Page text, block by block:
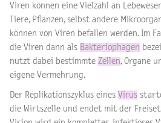
Viren können eine Vielzahl an
Tiere, Pflanzen, selbst andere
können von Viren befallen werden. Im
die Viren dann als Bakteriophagen
nutzt dabei bestimmte Zellen, Organe
eigene Vermehrung.
Der Replikationszyklus eines Virus
die Wirtszelle und endet mit der